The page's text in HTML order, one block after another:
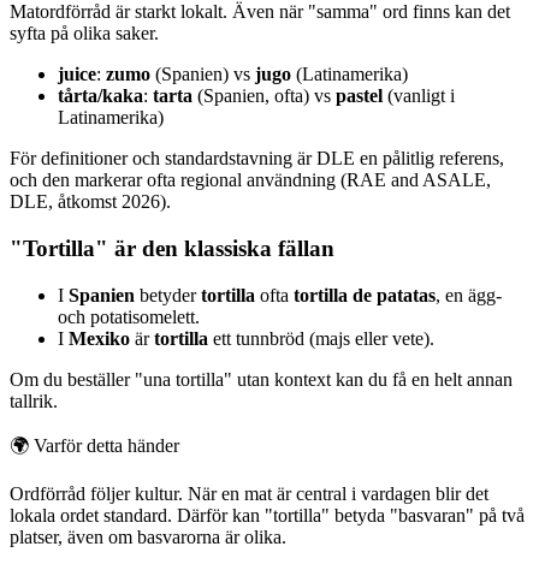
Matordförråd är starkt lokalt. Även när "samma" ord finns kan det
syfta på olika saker.
juice: zumo (Spanien) vs jugo (Latinamerika)
tårta/kaka: tarta (Spanien, ofta) vs pastel (vanligt i
Latinamerika)
För definitioner och standardstavning är DLE en pålitlig referens,
och den markerar ofta regional användning (RAE and ASALE,
DLE, åtkomst 2026).
"Tortilla" är den klassiska fällan
I Spanien betydertortilla ofta tortilla de patatas, en ägg-
och potatisomelett.
I Mexiko ärtortilla ett tunnbröd (majs eller vete).
Om du beställer "una tortilla" utan kontext kan du få en helt annan
tallrik.
🌍 Varför detta händer
Ordförråd följer kultur. När en mat är central i vardagen blir det
lokala ordet standard. Därför kan "tortilla" betyda "basvaran" på två
platser, även om basvarorna är olika.